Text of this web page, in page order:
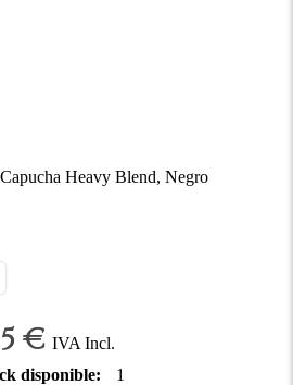
Heavy Blend, Negro
€ IVA Incl.
disponible:
1